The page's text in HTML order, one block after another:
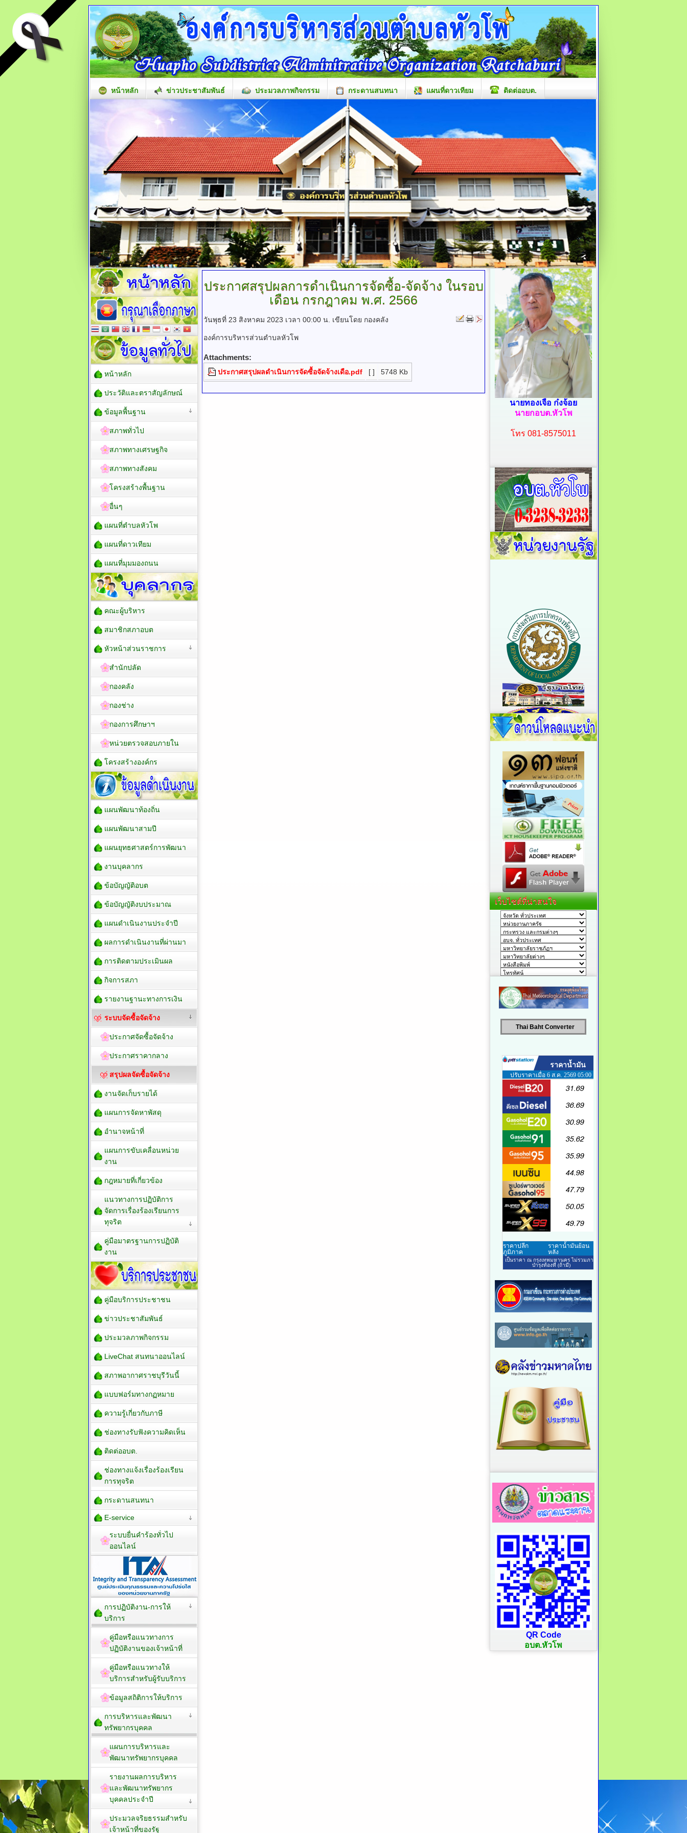
หน้าหลัก ข่าวประชาสัมพันธ์ ประมวลภาพกิจกรรม กระดานสนทนา แผนที่ดาวเทียม ติดต่ออบต.
ประกาศสรุปผลการดำเนินการจัดซื้อ-จัดจ้าง ในรอบ
เดือน กรกฎาคม พ.ศ. 2566
วันพุธที่ 23 สิงหาคม 2023 เวลา 00:00 น. เขียนโดย กองคลัง
องค์การบริหารส่วนตำบลหัวโพ
Attachments:
ประกาศสรุปผลดำเนินการจัดซื้อจัดจ้างเดือ.pdf [ ] 5748 Kb
หน้าหลัก
ประวัติและตราสัญลักษณ์
ข้อมูลพื้นฐาน
สภาพทั่วไป
สภาพทางเศรษฐกิจ
สภาพทางสังคม
โครงสร้างพื้นฐาน
อื่นๆ
แผนที่ตำบลหัวโพ
แผนที่ดาวเทียม
แผนที่มุมมองถนน
คณะผู้บริหาร
สมาชิกสภาอบต
หัวหน้าส่วนราชการ
สำนักปลัด
กองคลัง
กองช่าง
กองการศึกษาฯ
หน่วยตรวจสอบภายใน
โครงสร้างองค์กร
แผนพัฒนาท้องถิ่น
แผนพัฒนาสามปี
แผนยุทธศาสตร์การพัฒนา
งานบุคลากร
ข้อบัญญัติอบต
ข้อบัญญัติงบประมาณ
แผนดำเนินงานประจำปี
ผลการดำเนินงานที่ผ่านมา
การติดตามประเมินผล
กิจการสภา
รายงานฐานะทางการเงิน
ระบบจัดซื้อจัดจ้าง
ประกาศจัดซื้อจัดจ้าง
ประกาศราคากลาง
สรุปผลจัดซื้อจัดจ้าง
งานจัดเก็บรายได้
แผนการจัดหาพัสดุ
อำนาจหน้าที่
แผนการขับเคลื่อนหน่วย
งาน
กฎหมายที่เกี่ยวข้อง
แนวทางการปฏิบัติการ
จัดการเรื่องร้องเรียนการ
ทุจริต
คู่มือมาตรฐานการปฏิบัติ
งาน
คู่มือบริการประชาชน
ข่าวประชาสัมพันธ์
ประมวลภาพกิจกรรม
LiveChat สนทนาออนไลน์
สภาพอากาศราชบุรีวันนี้
แบบฟอร์มทางกฏหมาย
ความรู้เกี่ยวกับภาษี
ช่องทางรับฟังความคิดเห็น
ติดต่ออบต.
ช่องทางแจ้งเรื่องร้องเรียน
การทุจริต
กระดานสนทนา
E-service
ระบบยื่นคำร้องทั่วไป
ออนไลน์
การปฏิบัติงาน-การให้
บริการ
คู่มือหรือแนวทางการ
ปฏิบัติงานของเจ้าหน้าที่
คู่มือหรือแนวทางให้
บริการสำหรับผู้รับบริการ
ข้อมูลสถิติการให้บริการ
การบริหารและพัฒนา
ทรัพยากรบุคคล
แผนการบริหารและ
พัฒนาทรัพยากรบุคคล
รายงานผลการบริหาร
และพัฒนาทรัพยากร
บุคคลประจำปี
ประมวลจริยธรรมสำหรับ
เจ้าหน้าที่ของรัฐ
นายทองเจือ ก๋งจ้อย
นายกอบต.หัวโพ
โทร 081-8575011
เว็บไซต์ที่น่าสนใจ
Thai Baht Converter
QR Code
อบต.หัวโพ